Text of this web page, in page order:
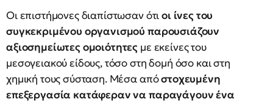
Οι επιστήμονες διαπίστωσαν ότιοι ίνες του
συγκεκριμένου οργανισμού παρουσιάζουν
αξιοσημείωτες ομοιότητες με εκείνες του
μεσογειακού είδους, τόσο στη δομή όσο και στη
χημική τους σύσταση. Μέσα απόστοχευμένη
επεξεργασία κατάφεραν να παραγάγουν ένα